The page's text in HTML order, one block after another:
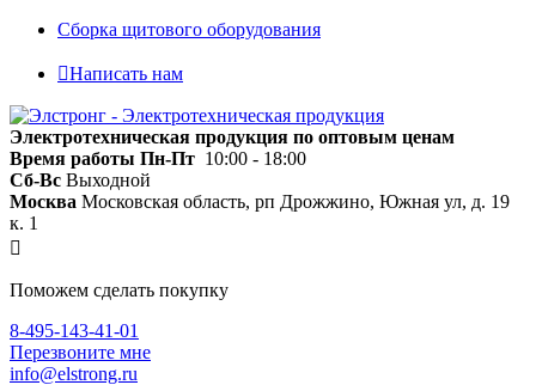
Сборка щитового оборудования
Написать нам
Электротехническая продукция по оптовым ценам
Время работы Пн-Пт 10:00 - 18:00
Сб-Вс Выходной
Москва Московская область, рп Дрожжино, Южная ул, д. 19
к. 1
Поможем сделать покупку
8-495-143-41-01
Перезвоните мне
info@elstrong.ru